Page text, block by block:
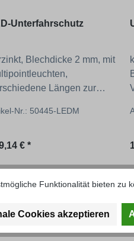
Unterfahrschutz
Blechdicke 2 mm, mit
Längen zur
Nr.: 50445-LEDM
Preis:
€ *
Funktionalität bieten zu
Cookies akzeptieren